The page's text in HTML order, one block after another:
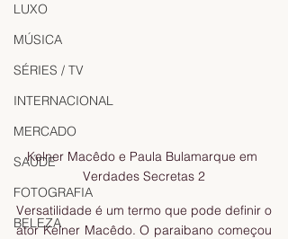
LUXO
MÚSICA
SÉRIES / TV
INTERNACIONAL
MERCADO
SAÚDE
FOTOGRAFIA
BELEZA
Kelner Macêdo e Paula Bulamarque em
Verdades Secretas 2
Versatilidade é um termo que pode definir o
ator Kelner Macêdo. O paraibano começou